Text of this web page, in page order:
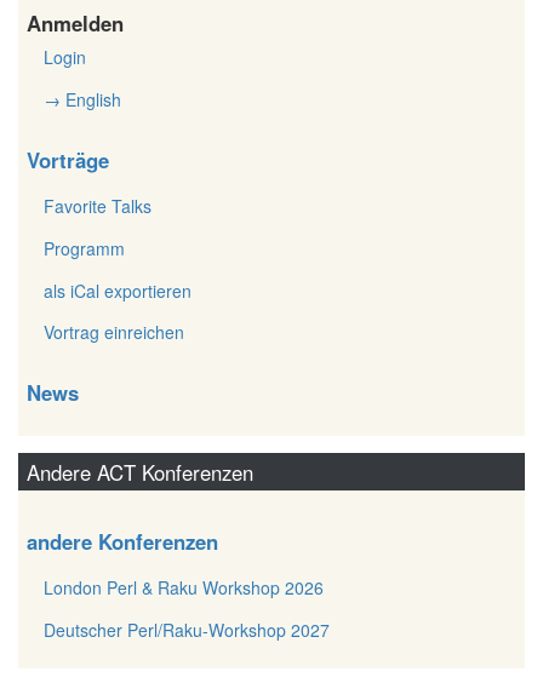
Anmelden
Login
→ English
Vorträge
Favorite Talks
Programm
als iCal exportieren
Vortrag einreichen
News
Andere ACT Konferenzen
andere Konferenzen
London Perl & Raku Workshop 2026
Deutscher Perl/Raku-Workshop 2027